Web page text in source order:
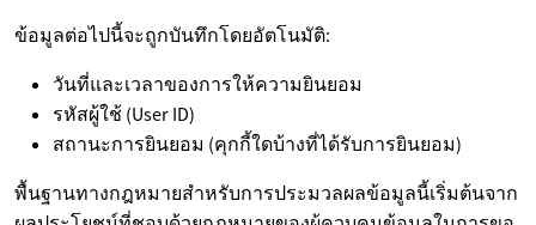
ข้อมูลต่อไปนี้จะถูกบันทึกโดยอัตโนมัติ:
วันที่และเวลาของการให้ความยินยอม
รหัสผู้ใช้ (User ID)
สถานะการยินยอม (คุกกี้ใดบ้างที่ได้รับการยินยอม)
พื้นฐานทางกฎหมายสำหรับการประมวลผลข้อมูลนี้เริ่มต้นจาก